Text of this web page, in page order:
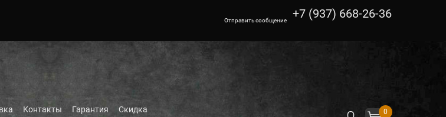
Отправить сообщение +7 (937) 668-26-36
Контакты Гарантия Скидка 0